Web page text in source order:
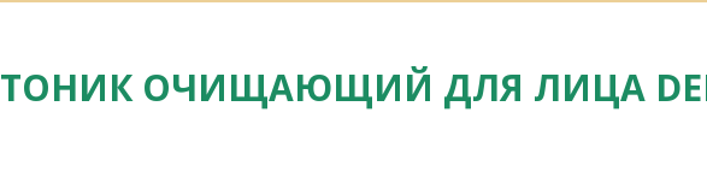
ТОНИК ОЧИЩАЮЩИЙ ДЛЯ ЛИЦА